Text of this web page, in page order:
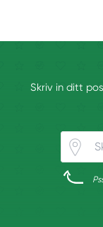
Skriv in ditt